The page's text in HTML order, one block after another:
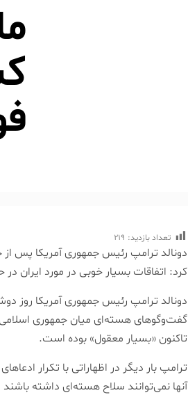
تعداد بازدید: 219
دونالد ترامپ رئیس جمهوری آمریکا پس از
کرد: اتفاقات بسیار خوبی در مورد ایران
دونالد ترامپ رئیس جمهوری آمریکا روز
گفت‌و‌گو‌های هسته‌ای میان جمهوری اسلامی
تاکنون «بسیار معقول» بوده است.
ترامپ بار دیگر در اظهاراتی با تکرار
آنها نمی‌توانند سلاح هسته‌ای داشته